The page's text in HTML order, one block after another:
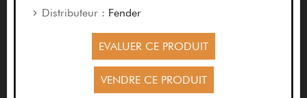
Distributeur : Fender
EVALUER CE PRODUIT
VENDRE CE PRODUIT